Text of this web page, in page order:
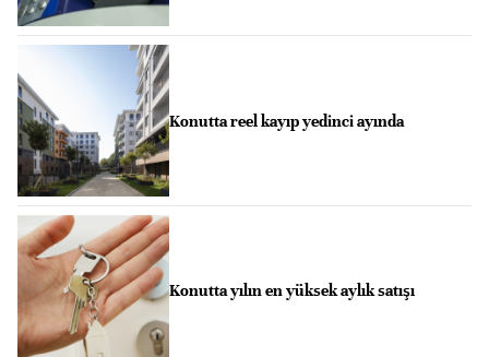
Konutta reel kayıp yedinci ayında
Konutta yılın en yüksek aylık satışı